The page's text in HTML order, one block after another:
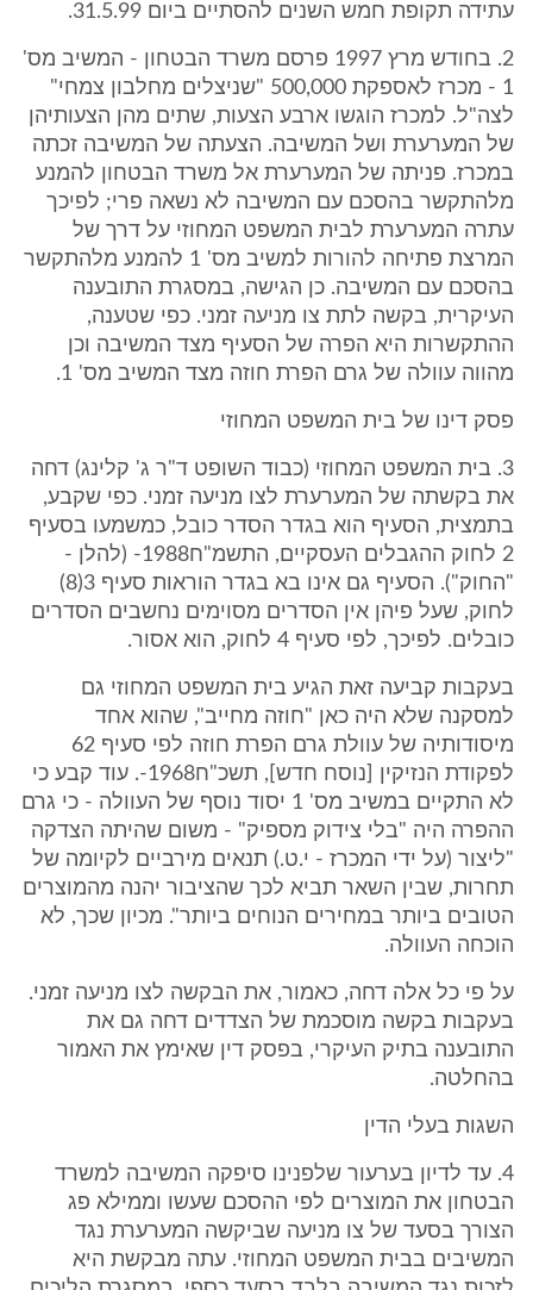
עתידה תקופת חמש השנים להסתיים ביום 31.5.99.
2. בחודש מרץ 1997 פרסם משרד הבטחון - המשיב מס'
1 - מכרז לאספקת 500,000 "שניצלים מחלבון צמחי"
לצה"ל. למכרז הוגשו ארבע הצעות, שתים מהן הצעותיהן
של המערערת ושל המשיבה. הצעתה של המשיבה זכתה
במכרז. פניתה של המערערת אל משרד הבטחון להמנע
מלהתקשר בהסכם עם המשיבה לא נשאה פרי; לפיכך
עתרה המערערת לבית המשפט המחוזי על דרך של
המרצת פתיחה להורות למשיב מס' 1 להמנע מלהתקשר
בהסכם עם המשיבה. כן הגישה, במסגרת התובענה
העיקרית, בקשה לתת צו מניעה זמני. כפי שטענה,
ההתקשרות היא הפרה של הסעיף מצד המשיבה וכן
מהווה עוולה של גרם הפרת חוזה מצד המשיב מס' 1.
פסק דינו של בית המשפט המחוזי
3. בית המשפט המחוזי (כבוד השופט ד"ר ג' קלינג) דחה
את בקשתה של המערערת לצו מניעה זמני. כפי שקבע,
בתמצית, הסעיף הוא בגדר הסדר כובל, כמשמעו בסעיף
2 לחוק ההגבלים העסקיים, התשמ"ח1988- (להלן -
"החוק"). הסעיף גם אינו בא בגדר הוראות סעיף 3(8)
לחוק, שעל פיהן אין הסדרים מסוימים נחשבים הסדרים
כובלים. לפיכך, לפי סעיף 4 לחוק, הוא אסור.
בעקבות קביעה זאת הגיע בית המשפט המחוזי גם
למסקנה שלא היה כאן "חוזה מחייב", שהוא אחד
מיסודותיה של עוולת גרם הפרת חוזה לפי סעיף 62
לפקודת הנזיקין [נוסח חדש], תשכ"ח1968-. עוד קבע כי
לא התקיים במשיב מס' 1 יסוד נוסף של העוולה - כי גרם
ההפרה היה "בלי צידוק מספיק" - משום שהיתה הצדקה
"ליצור (על ידי המכרז - י.ט.) תנאים מירביים לקיומה של
תחרות, שבין השאר תביא לכך שהציבור יהנה מהמוצרים
הטובים ביותר במחירים הנוחים ביותר". מכיון שכך, לא
הוכחה העוולה.
על פי כל אלה דחה, כאמור, את הבקשה לצו מניעה זמני.
בעקבות בקשה מוסכמת של הצדדים דחה גם את
התובענה בתיק העיקרי, בפסק דין שאימץ את האמור
בהחלטה.
השגות בעלי הדין
4. עד לדיון בערעור שלפנינו סיפקה המשיבה למשרד
הבטחון את המוצרים לפי ההסכם שעשו וממילא פג
הצורך בסעד של צו מניעה שביקשה המערערת נגד
המשיבים בבית המשפט המחוזי. עתה מבקשת היא